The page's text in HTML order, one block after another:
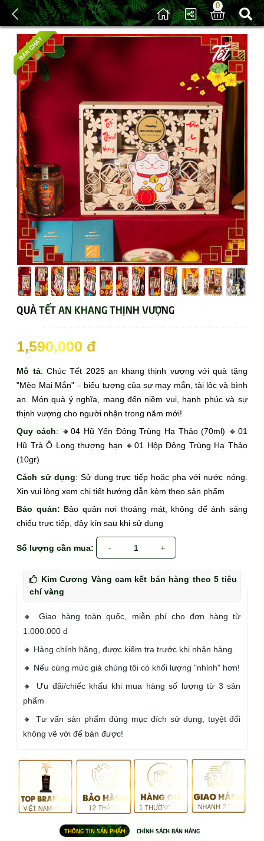
0
/Sản phẩm/ Quà Tết Bình Ngọ 2026
BÁN CHẠY
QUÀ TẾT AN KHANG THỊNH VƯỢNG
1,590,000 đ
Mô tả: Chúc Tết 2025 an khang thịnh vượng với quà tặng
"Mèo Mai Mắn" – biểu tượng của sự may mắn, tài lộc và bình
an. Món quà ý nghĩa, mang đến niềm vui, hạnh phúc và sự
thịnh vượng cho người nhận trong năm mới!
Quy cách: 🔸04 Hũ Yến Đông Trùng Hạ Thảo (70ml) 🔸01
Hũ Trà Ô Long thượng hạn 🔸01 Hộp Đông Trùng Hạ Thảo
(10gr)
Cách sử dụng: Sử dụng trực tiếp hoặc pha với nước nóng.
Xin vui lòng xem chi tiết hướng dẫn kèm theo sản phẩm
Bảo quản: Bảo quản nơi thoáng mát, không để ánh sáng
chiếu trực tiếp, đậy kín sau khi sử dụng
Số lượng cần mua: - 1 +
Kim Cương Vàng cam kết bán hàng theo 5 tiêu
chí vàng
🔸 Giao hàng toàn quốc, miễn phí cho đơn hàng từ
1.000.000 đ
🔸 Hàng chính hãng, được kiểm tra trước khi nhận hàng.
🔸 Nếu cùng mức giá chúng tôi có khối lượng "nhỉnh" hơn!
🔸 Ưu đãi/chiếc khấu khi mua hàng số lượng từ 3 sản
phẩm
🔸 Tư vấn sản phẩm đúng mục đích sử dụng, tuyệt đối
không vẽ vời để bán được!